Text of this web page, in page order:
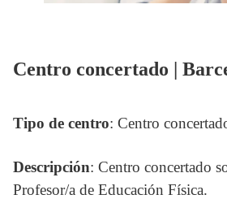
Centro concertado |
Tipo de centro: Centro
Descripción: Centro concertado
Profesor/a de Educación Física.